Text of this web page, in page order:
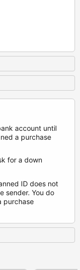
account until
a purchase
for a down
ID does not
sender. You do
purchase